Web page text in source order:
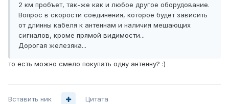
2 км пробъет, так-же как и любое другое оборудование.
Вопрос в скорости соединения, которое будет зависить
от длинны кабеля к антеннам и наличия мешающих
сигналов, кроме прямой видимости...
Дорогая железяка...
то есть можно смело покупать одну антенну? :)
Вставить ник Цитата